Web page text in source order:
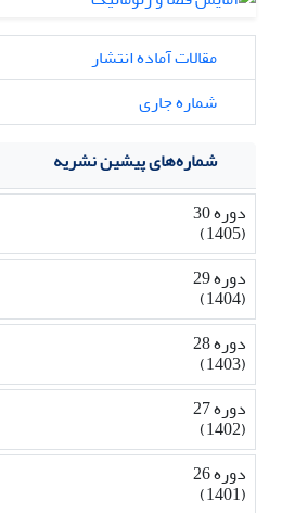
مقالات آماده انتشار
شماره جاری
شماره‌های پیشین نشریه
دوره 30
(1405)
دوره 29
(1404)
دوره 28
(1403)
دوره 27
(1402)
دوره 26
(1401)